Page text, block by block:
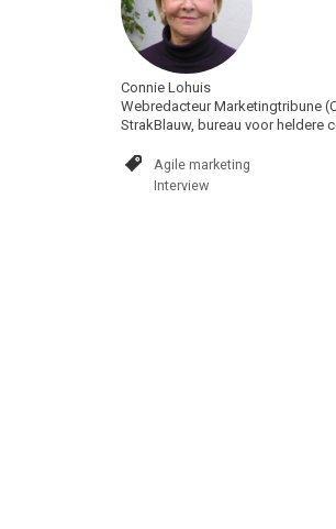
Connie Lohuis
Webredacteur Marketingtribune
StrakBlauw, bureau voor heldere
Agile marketing
Interview